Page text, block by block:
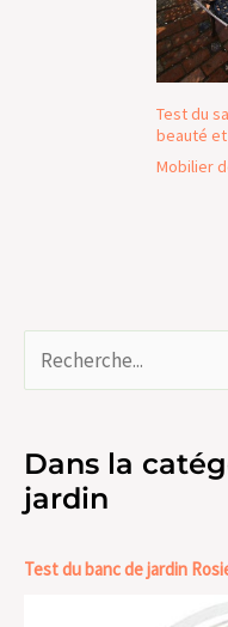
Test du
beauté
Mobilier
Dans la
jardin
Test du banc de jardin